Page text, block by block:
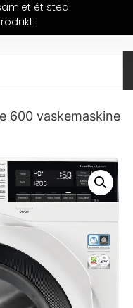
ét sted
600 vaskemaskine